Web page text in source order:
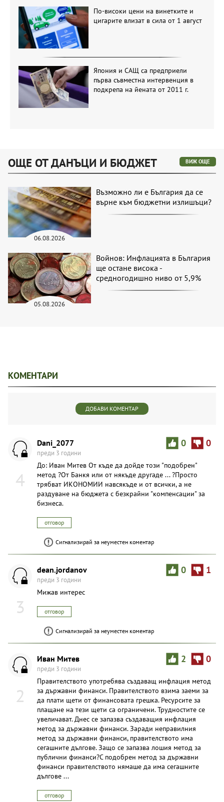
По-високи цени на винетките и
цигарите влизат в сила от 1 август
Япония и САЩ са предприели
първа съвместна интервенция в
подкрепа на йената от 2011 г.
ОЩЕ ОТ ДАНЪЦИ И БЮДЖЕТ ВИЖ ОЩЕ
06.08.2026
Възможно ли е България да се
върне към бюджетни излишъци?
05.08.2026
Войнов: Инфлацията в България
ще остане висока -
средногодишно ниво от 5,9%
КОМЕНТАРИ
ДОБАВИ КОМЕНТАР
4
0 0
Dani_2077
преди 3 години
До: Иван Митев От къде да дойде този "подобрен"
метод ?От Банкя или от някъде другаде ... ?Просто
трябват ИКОНОМИИ навсякъде и от всички, а не
раздуване на бюджета с безкрайни "компенсации" за
бизнеса.
отговор
Сигнализирай за неуместен коментар
3
0 1
dean.jordanov
преди 3 години
Мижав интерес
отговор
Сигнализирай за неуместен коментар
2
2 0
Иван Митев
преди 3 години
Правителството употребява създаващ инфлация метод
за държавни финанси. Правителството взима заеми за
да плати щети от финансовата грешка. Ресурсите за
плащане на тези щети са ограничени. Трудностите се
увеличават. Днес се запазва създаващия инфлация
метод за държавни финанси. Заради неправилния
метод за държавни финанси, правителството има
сегашните дългове. Защо се запазва лошия метод за
публични финанси?С подобрен метод за държавни
финанси правителството нямаше да има сегашните
дългове ...
отговор